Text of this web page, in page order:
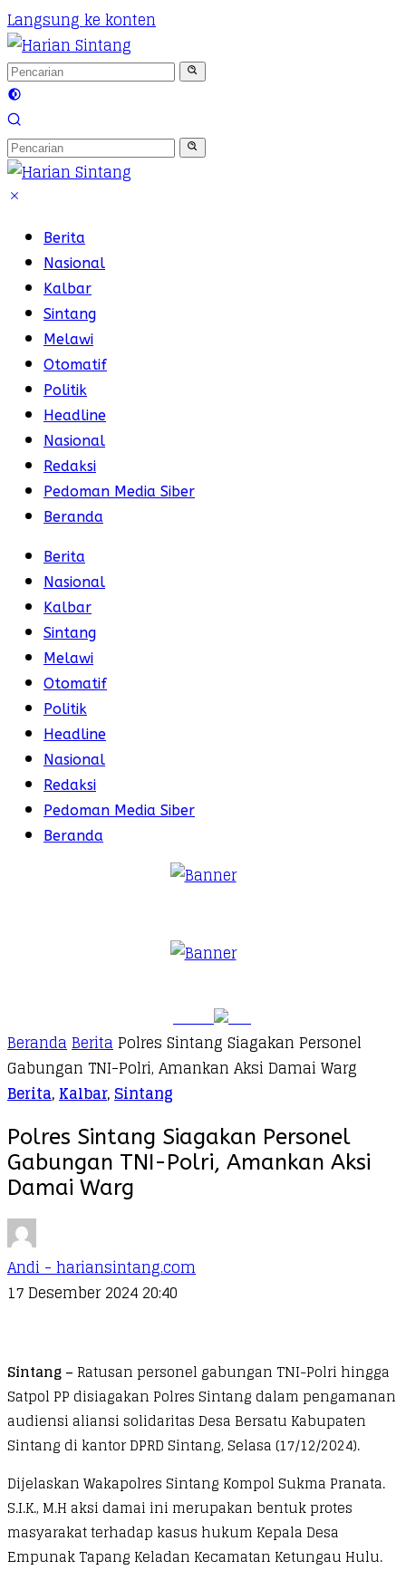
Langsung ke konten
Berita
Nasional
Kalbar
Sintang
Melawi
Otomatif
Politik
Headline
Nasional
Redaksi
Pedoman Media Siber
Beranda
Berita
Nasional
Kalbar
Sintang
Melawi
Otomatif
Politik
Headline
Nasional
Redaksi
Pedoman Media Siber
Beranda
BerandaBeritaPolres Sintang Siagakan Personel
Gabungan TNI-Polri, Amankan Aksi Damai Warg
Berita,Kalbar,Sintang
Polres Sintang Siagakan Personel
Gabungan TNI-Polri, Amankan Aksi
Damai Warg
Andi - hariansintang.com
17 Desember 2024 20:40
Sintang – Ratusan personel gabungan TNI-Polri hingga
Satpol PP disiagakan Polres Sintang dalam pengamanan
audiensi aliansi solidaritas Desa Bersatu Kabupaten
Sintang di kantor DPRD Sintang, Selasa (17/12/2024).
Dijelaskan Wakapolres Sintang Kompol Sukma Pranata.
S.I.K., M.H aksi damai ini merupakan bentuk protes
masyarakat terhadap kasus hukum Kepala Desa
Empunak Tapang Keladan Kecamatan Ketungau Hulu.